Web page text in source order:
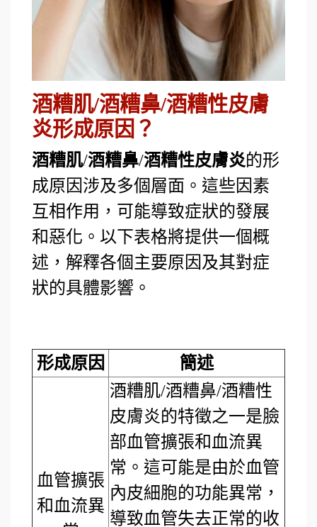
酒糟肌/酒糟鼻/酒糟性皮膚
炎形成原因？
酒糟肌/酒糟鼻/酒糟性皮膚炎的形
成原因涉及多個層面。這些因素
互相作用，可能導致症狀的發展
和惡化。以下表格將提供一個概
述，解釋各個主要原因及其對症
狀的具體影響。
形成原因 簡述
血管擴張
和血流異
酒糟肌/酒糟鼻/酒糟性
皮膚炎的特徵之一是臉
部血管擴張和血流異
常。這可能是由於血管
內皮細胞的功能異常，
導致血管失去正常的收